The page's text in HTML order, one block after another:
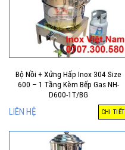
Bộ Nồi + Xửng Hấp Inox 304 Size
600 – 1 Tầng Kèm Bếp Gas NH-
D600-1T/BG
LIÊN HỆ CHI TIẾT